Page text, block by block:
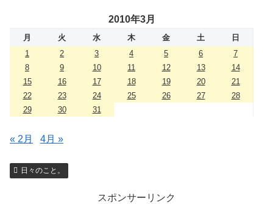
2010年3月
月 火 水 木 金 土
日
1
2 3 4 5 6
7
8
9 10 11 12 13
14
15
16 17 18 19 20
21
22
23 24 25 26 27
28
29
30 31
« 2月 4月 »
日々のこと。
スポンサーリンク